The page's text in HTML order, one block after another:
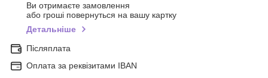
Ви отримаєте замовлення
або гроші повернуться на вашу картку
Детальніше
Післяплата
Оплата за реквізитами IBAN